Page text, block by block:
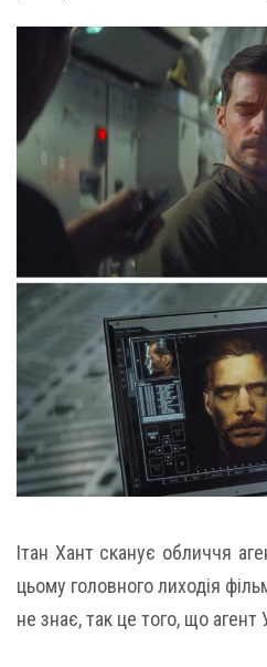
Ітан Хант сканує обличчя
цьому головного лиходія
не знає, так це того, що